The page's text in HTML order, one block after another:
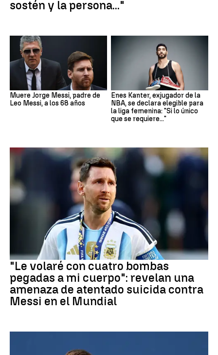
sostén y la persona..."
Muere Jorge Messi, padre de
Leo Messi, a los 68 años
Enes Kanter, exjugador de la
NBA, se declara elegible para
la liga femenina: "Si lo único
que se requiere..."
Mundial 2026
"Le volaré con cuatro bombas
pegadas a mi cuerpo": revelan una
amenaza de atentado suicida contra
Messi en el Mundial